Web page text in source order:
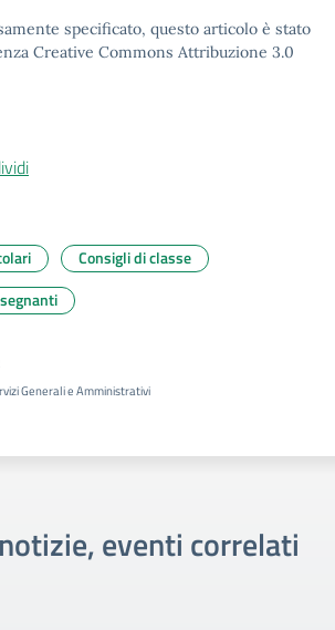
specificato, questo articolo è stato
Creative Commons Attribuzione 3.0
Consigli di classe
Generali e Amministrativi
eventi correlati